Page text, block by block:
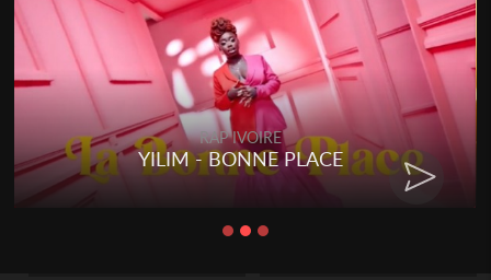
RAP IVOIRE
YILIM - BONNE PLACE